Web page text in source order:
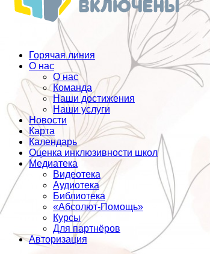
Горячая линия
О нас
О нас
Команда
Наши достижения
Наши услуги
Новости
Карта
Календарь
Оценка инклюзивности школ
Медиатека
Видеотека
Аудиотека
Библиотека
«Абсолют-Помощь»
Курсы
Для партнёров
Авторизация